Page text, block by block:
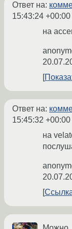
Ответ на:
15:43:24 +00:00
на
Ответ на:
15:45:32 +00:00
на